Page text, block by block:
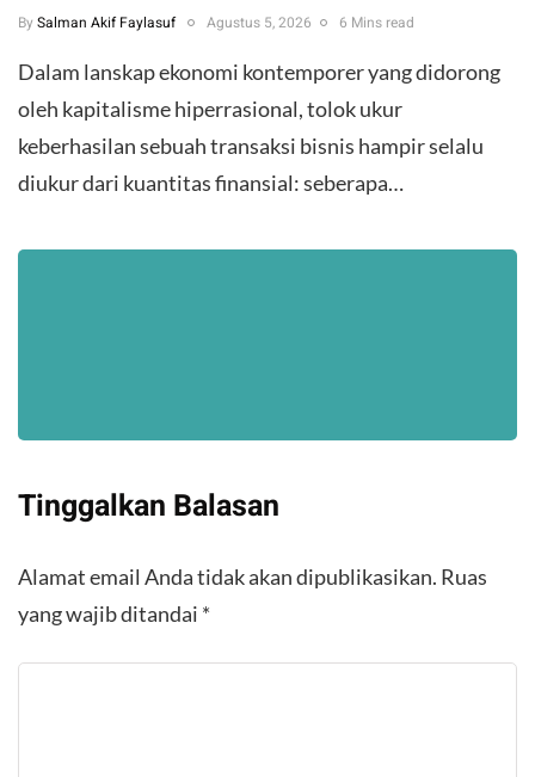
By Salman Akif Faylasuf Agustus 5, 2026 6 Mins read
Dalam lanskap ekonomi kontemporer yang didorong
oleh kapitalisme hiperrasional, tolok ukur
keberhasilan sebuah transaksi bisnis hampir selalu
diukur dari kuantitas finansial: seberapa…
Tinggalkan Balasan
Alamat email Anda tidak akan dipublikasikan. Ruas
yang wajib ditandai *